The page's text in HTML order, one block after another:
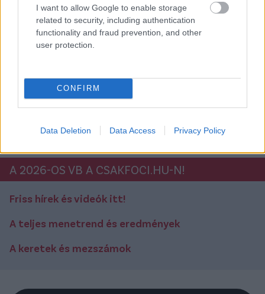
I want to allow Google to enable storage
related to security, including authentication
functionality and fraud prevention, and other
user protection.
CONFIRM
Data Deletion Data Access Privacy Policy
Óriási pénzügyi változás a magyar
fociban: Az ETO-t, a Fradit és a Lokit
A tervek szerint megszűnik az MLSZ egyik kiemelt
premizálása: a csakfoci.hu információi szerint az
eddigi gyakorlattól eltérően már nem jár külön pénz a
Elolvasom
A 2026-OS VB A CSAKFOCI.HU-N!
Friss hírek és videók itt!
A teljes menetrend és eredmények
A keretek és mezszámok